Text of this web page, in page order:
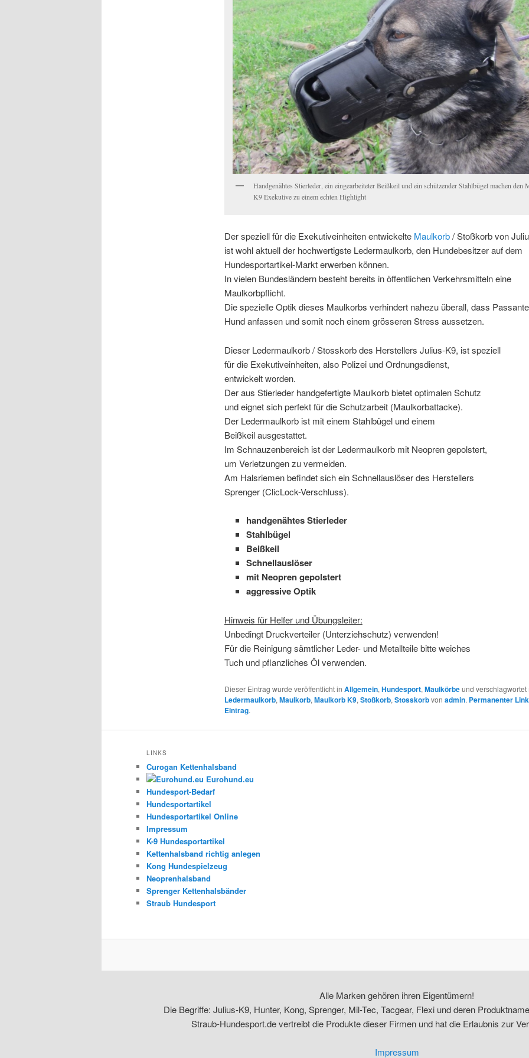
Handgenähtes Stierleder, ein eingearbeiteter Beißkeil und ein schützender Stahlbügel machen den
K9 Exekutive zu einem echten Highlight
Der speziell für die Exekutiveinheiten entwickelte Maulkorb/ Stoßkorb von
ist wohl aktuell der hochwertigste Ledermaulkorb, den Hundebesitzer auf dem
Hundesportartikel-Markt erwerben können.
In vielen Bundesländern besteht bereits in öffentlichen Verkehrsmitteln eine
Maulkorbpflicht.
Die spezielle Optik dieses Maulkorbs verhindert nahezu überall, dass
Hund anfassen und somit noch einem grösseren Stress aussetzen.
Dieser Ledermaulkorb / Stosskorb des Herstellers Julius-K9, ist speziell
für die Exekutiveinheiten, also Polizei und Ordnungsdienst,
entwickelt worden.
Der aus Stierleder handgefertigte Maulkorb bietet optimalen Schutz
und eignet sich perfekt für die Schutzarbeit (Maulkorbattacke).
Der Ledermaulkorb ist mit einem Stahlbügel und einem
Beißkeil ausgestattet.
Im Schnauzenbereich ist der Ledermaulkorb mit Neopren gepolstert,
um Verletzungen zu vermeiden.
Am Halsriemen befindet sich ein Schnellauslöser des Herstellers
Sprenger (ClicLock-Verschluss).
handgenähtes Stierleder
Stahlbügel
Beißkeil
Schnellauslöser
mit Neopren gepolstert
aggressive Optik
Hinweis für Helfer und Übungsleiter:
Unbedingt Druckverteiler (Unterziehschutz) verwenden!
Für die Reinigung sämtlicher Leder- und Metallteile bitte weiches
Tuch und pflanzliches Öl verwenden.
Dieser Eintrag wurde veröffentlicht in Allgemein, Hundesport, Maulkörbeund verschlagwortet
Ledermaulkorb, Maulkorb, Maulkorb K9, Stoßkorb, Stosskorbvon admin. Permanenter
Eintrag.
LINKS
Curogan Kettenhalsband
Eurohund.eu
Hundesport-Bedarf
Hundesportartikel
Hundesportartikel Online
Impressum
K-9 Hundesportartikel
Kettenhalsband richtig anlegen
Kong Hundespielzeug
Neoprenhalsband
Sprenger Kettenhalsbänder
Straub Hundesport
Alle Marken gehören ihren Eigentümern!
Die Begriffe: Julius-K9, Hunter, Kong, Sprenger, Mil-Tec, Tacgear, Flexi und deren
Straub-Hundesport.de vertreibt die Produkte dieser Firmen und hat die Erlaubnis zur
Impressum